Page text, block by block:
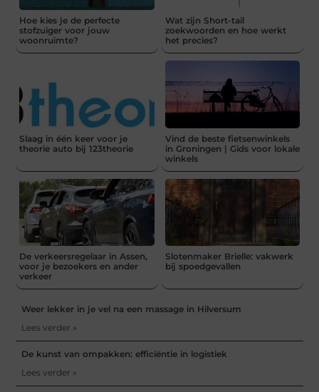
Hoe kies je de perfecte
stofzuiger voor jouw
woonruimte?
Wat zijn Short-tail
zoekwoorden en hoe werkt
het precies?
Slaag in één keer voor je
theorie auto bij 123theorie
Vind de beste fietsenwinkels
in Groningen | Gids voor lokale
winkels
De verkeersregelaar in Assen,
voor je bezoekers en ander
verkeer
Slotenmaker Brielle: vakwerk
bij spoedgevallen
Weer lekker in je vel na een massage in Hilversum
Lees verder »
De kunst van ompakken: efficiëntie in logistiek
Lees verder »